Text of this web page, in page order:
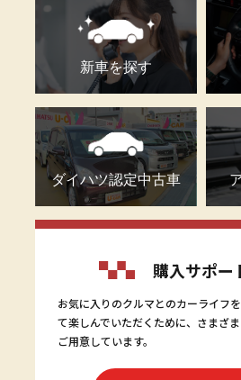
新車を探す
ダイハツ認定中古車
購入サポー
お気に入りのクルマとのカーライフ
て楽しんでいただくために、さまざ
ご用意しています。